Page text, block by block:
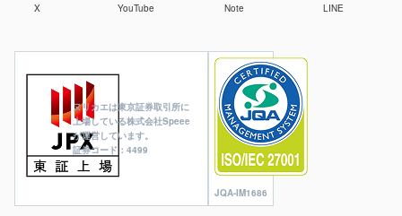
ヌリカエは東京証券取引所に
上場している株式会社Speee
が運営しています。
証券コード：4499
JQA-IM1686
X YouTube Note LINE